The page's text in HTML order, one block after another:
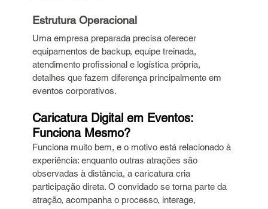
Estrutura Operacional
Uma empresa preparada precisa oferecer
equipamentos de backup, equipe treinada,
atendimento profissional e logística própria,
detalhes que fazem diferença principalmente em
eventos corporativos.
Caricatura Digital em Eventos:
Funciona Mesmo?
Funciona muito bem, e o motivo está relacionado à
experiência: enquanto outras atrações são
observadas à distância, a caricatura cria
participação direta. O convidado se torna parte da
atração, acompanha o processo, interage,